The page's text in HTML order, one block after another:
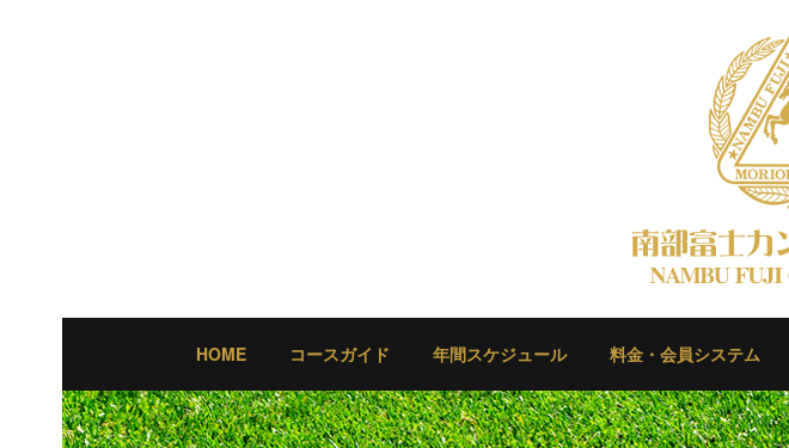
HOME コースガイド 年間スケジュール 料金・会員システム